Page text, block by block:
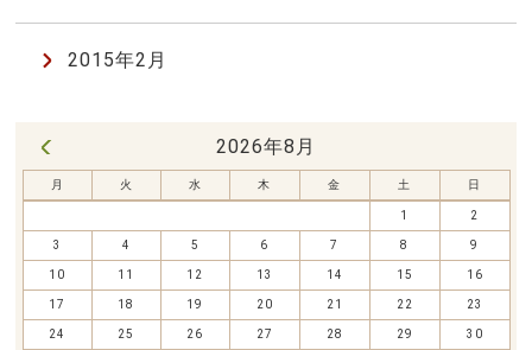
2015年2月
2026年8月
月 火 水 木 金 土 日
1 2
3 4 5 6 7 8 9
10 11 12 13 14 15 16
17 18 19 20 21 22 23
24 25 26 27 28 29 30